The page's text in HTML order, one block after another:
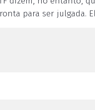
para ser julgada.